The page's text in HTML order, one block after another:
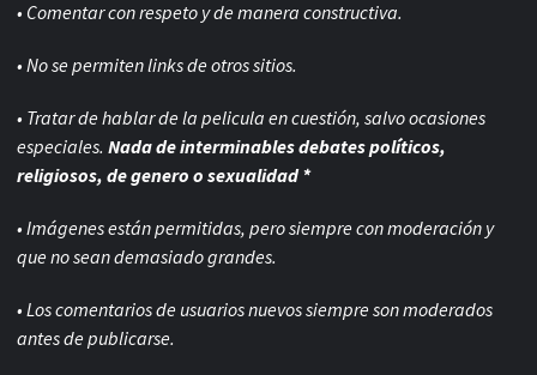
• Comentar con respeto y de manera constructiva.
• No se permiten links de otros sitios.
• Tratar de hablar de la pelicula en cuestión, salvo ocasiones
especiales. Nada de interminables debates políticos,
religiosos, de genero o sexualidad *
• Imágenes están permitidas, pero siempre conmoderación y
que no sean demasiado grandes.
• Los comentarios de usuarios nuevos siempre son moderados
antes de publicarse.